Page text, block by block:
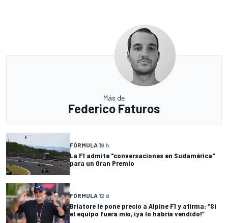
Más de
Federico Faturos
FÓRMULA 19 h
La F1 admite "conversaciones en Sudamérica"
para un Gran Premio
FÓRMULA 12 d
Briatore le pone precio a Alpine F1 y afirma: “Si
el equipo fuera mío, ¡ya lo habría vendido!”